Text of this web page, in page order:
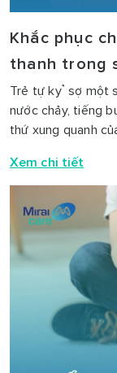
Khắc phục
thanh trong
Trẻ tự kỷ sợ một
nước chảy, tiếng
thứ xung quanh
Xem chi tiết